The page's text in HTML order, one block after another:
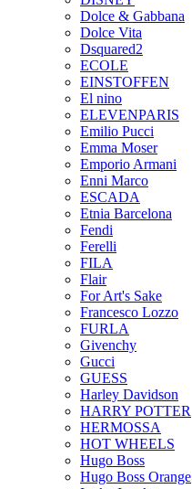
Dolce & Gabbana
Dolce Vita
Dsquared2
ECOLE
EINSTOFFEN
El nino
ELEVENPARIS
Emilio Pucci
Emma Moser
Emporio Armani
Enni Marco
ESCADA
Etnia Barcelona
Fendi
Ferelli
FILA
Flair
For Art's Sake
Francesco Lozzo
FURLA
Givenchy
Gucci
GUESS
Harley Davidson
HARRY POTTER
HERMOSSA
HOT WHEELS
Hugo Boss
Hugo Boss Orange